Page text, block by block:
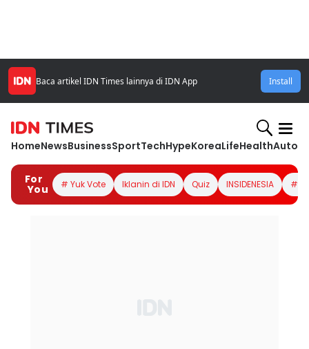
Baca artikel IDN Times lainnya di IDN App Install
HomeNewsBusinessSportTechHypeKoreaLifeHealth
For
You # Yuk Vote Iklanin di IDN Quiz INSIDENESIA